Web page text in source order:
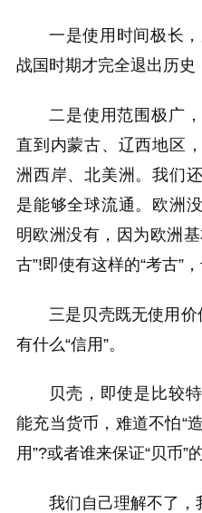
一是使用时间极长
战国时期才完全退出历史
二是使用范围极广
直到内蒙古、辽西地区
洲西岸、北美洲。我们
是能够全球流通。欧洲
明欧洲没有，因为欧洲
古”!即使有这样的“考古”
三是贝壳既无使用价
有什么“信用”。
贝壳，即使是比较
能充当货币，难道不怕“
用”?或者谁来保证“贝币”
我们自己理解不了，